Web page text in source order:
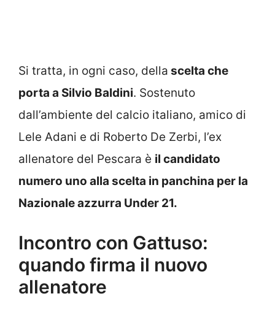
Si tratta, in ogni caso, della scelta che
porta a Silvio Baldini. Sostenuto
dall’ambiente del calcio italiano, amico di
Lele Adani e di Roberto De Zerbi, l’ex
allenatore del Pescara è il candidato
numero uno alla scelta in panchina per la
Nazionale azzurra Under 21.
Incontro con Gattuso:
quando firma il nuovo
allenatore